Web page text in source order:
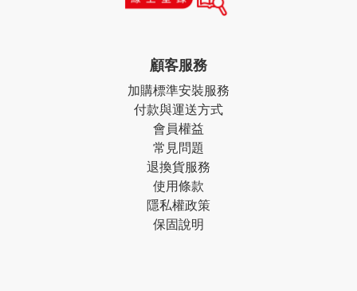
顧客服務
加購標準安裝服務
付款與運送方式
會員權益
常見問題
退換貨服務
使用條款
隱私權政策
保固說明